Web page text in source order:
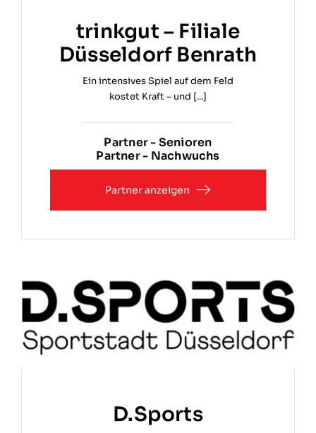
trinkgut – Filiale
Düsseldorf Benrath
Ein intensives Spiel auf dem Feld
kostet Kraft – und [...]
Partner - Senioren
Partner - Nachwuchs
Partner anzeigen
D.Sports